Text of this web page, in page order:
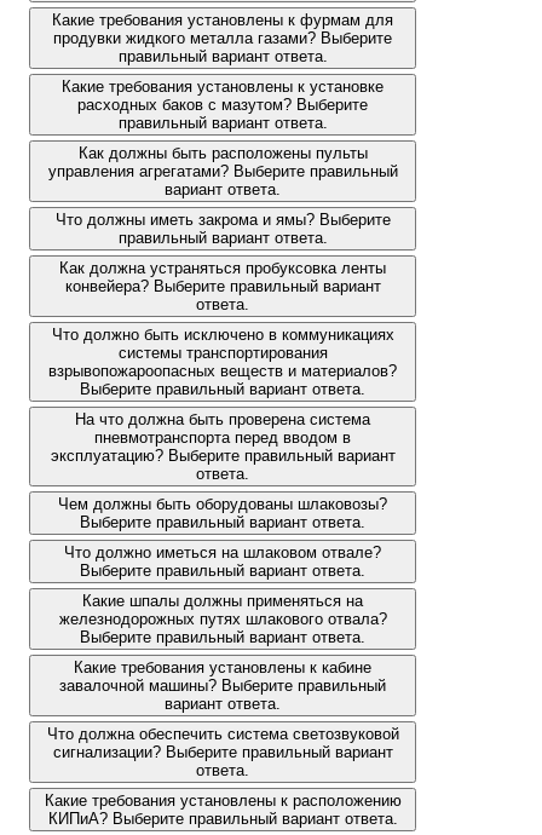
Какие требования установлены к фурмам для
продувки жидкого металла газами? Выберите
правильный вариант ответа.
Какие требования установлены к установке
расходных баков с мазутом? Выберите
правильный вариант ответа.
Как должны быть расположены пульты
управления агрегатами? Выберите правильный
вариант ответа.
Что должны иметь закрома и ямы? Выберите
правильный вариант ответа.
Как должна устраняться пробуксовка ленты
конвейера? Выберите правильный вариант
ответа.
Что должно быть исключено в коммуникациях
системы транспортирования
взрывопожароопасных веществ и материалов?
Выберите правильный вариант ответа.
На что должна быть проверена система
пневмотранспорта перед вводом в
эксплуатацию? Выберите правильный вариант
ответа.
Чем должны быть оборудованы шлаковозы?
Выберите правильный вариант ответа.
Что должно иметься на шлаковом отвале?
Выберите правильный вариант ответа.
Какие шпалы должны применяться на
железнодорожных путях шлакового отвала?
Выберите правильный вариант ответа.
Какие требования установлены к кабине
завалочной машины? Выберите правильный
вариант ответа.
Что должна обеспечить система светозвуковой
сигнализации? Выберите правильный вариант
ответа.
Какие требования установлены к расположению
КИПиА? Выберите правильный вариант ответа.